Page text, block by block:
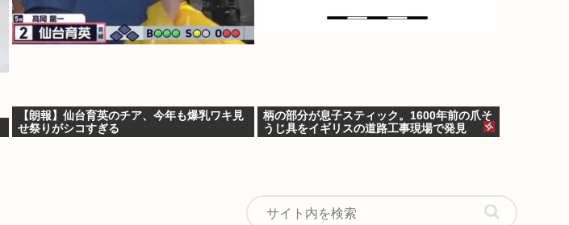
【朗報】仙台育英のチア、今年も爆乳ワキ見
せ祭りがシコすぎる
柄の部分が息子スティック。1600年前の爪そ
うじ具をイギリスの道路工事現場で発見